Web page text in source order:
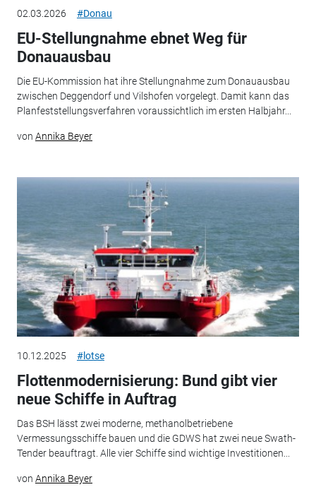
02.03.2026 #Donau
EU-Stellungnahme ebnet Weg für
Donauausbau
Die EU-Kommission hat ihre Stellungnahme zum Donauausbau
zwischen Deggendorf und Vilshofen vorgelegt. Damit kann das
Planfeststellungsverfahren voraussichtlich im ersten Halbjahr...
von Annika Beyer
10.12.2025 #lotse
Flottenmodernisierung: Bund gibt vier
neue Schiffe in Auftrag
Das BSH lässt zwei moderne, methanolbetriebene
Vermessungsschiffe bauen und die GDWS hat zwei neue Swath-
Tender beauftragt. Alle vier Schiffe sind wichtige Investitionen...
von Annika Beyer